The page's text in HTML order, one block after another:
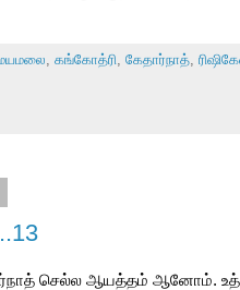
, கங்கோத்ரி, கேதார்நாத்,
செல்ல ஆயத்தம் ஆனோம்.